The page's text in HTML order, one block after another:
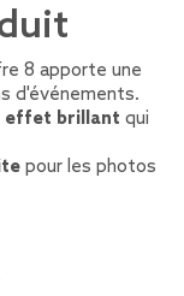
8 apporte une
d'événements.
effet brillant qui
pour les photos